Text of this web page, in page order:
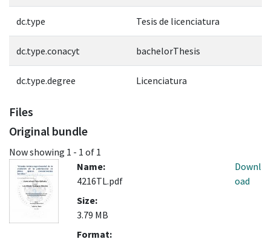
dc.type Tesis de licenciatura
dc.type.conacyt bachelorThesis
dc.type.degree Licenciatura
Files
Original bundle
Now showing 1 - 1 of 1
Name:
4216TL.pdf
Size:
3.79 MB
Format:
Downl
oad